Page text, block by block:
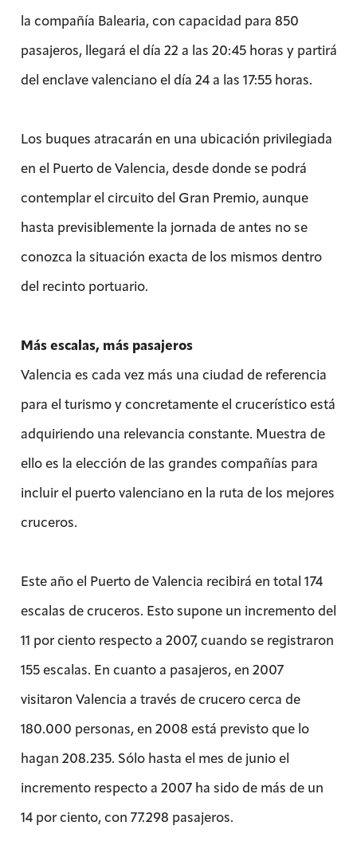
la compañía Balearia, con capacidad para 850
pasajeros, llegará el día 22 a las 20:45 horas y partirá
del enclave valenciano el día 24 a las 17:55 horas.
Los buques atracarán en una ubicación privilegiada
en el Puerto de Valencia, desde donde se podrá
contemplar el circuito del Gran Premio, aunque
hasta previsiblemente la jornada de antes no se
conozca la situación exacta de los mismos dentro
del recinto portuario.
Más escalas, más pasajeros
Valencia es cada vez más una ciudad de referencia
para el turismo y concretamente el crucerístico está
adquiriendo una relevancia constante. Muestra de
ello es la elección de las grandes compañías para
incluir el puerto valenciano en la ruta de los mejores
cruceros.
Este año el Puerto de Valencia recibirá en total 174
escalas de cruceros. Esto supone un incremento del
11 por ciento respecto a 2007, cuando se registraron
155 escalas. En cuanto a pasajeros, en 2007
visitaron Valencia a través de crucero cerca de
180.000 personas, en 2008 está previsto que lo
hagan 208.235. Sólo hasta el mes de junio el
incremento respecto a 2007 ha sido de más de un
14 por ciento, con 77.298 pasajeros.